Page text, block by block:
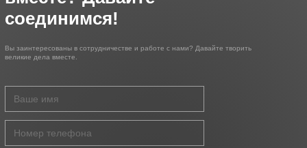
соединимся!
Вы заинтересованы в сотрудничестве и работе с нами? Давайте творить
великие дела вместе.